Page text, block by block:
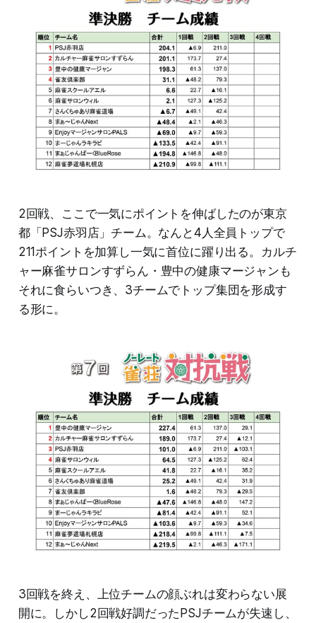
2回戦、ここで一気にポイントを伸ばしたのが東京
都「PSJ赤羽店」チーム。なんと4人全員トップで
211ポイントを加算し一気に首位に躍り出る。カルチ
ャー麻雀サロンすずらん・豊中の健康マージャンも
それに食らいつき、3チームでトップ集団を形成す
る形に。
3回戦を終え、上位チームの顔ぶれは変わらない展
開に。しかし2回戦好調だったPSJチームが失速し、